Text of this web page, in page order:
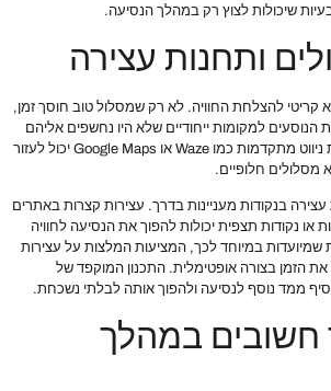
שיכולות לצוץ רק במהלך הנסיעה.
ותחנות עצירה
קריטי להצלחת החוויה. לא רק שמסלול טוב חוסך זמן,
הנוסעים למקומות ייחודיים שלא היו נחשפים אליהם
אחרת. שימוש באפליקציות ניווט מתקדמות כמו Waze או Google Maps יכול לעזור
מסלולים חלופיים.
בנקודות מעניינות בדרך. עצירות קצרות באתרים
או נקודות תצפית יכולות להפוך את הנסיעה לחוויה
שמיועדות במיוחד לכך, המציעות המלצות על עצירות
הזמן בצורה אופטימלית. התכנון המוקפד של
ממד נוסף לנסיעה ולהפוך אותה לבלתי נשכחת.
חשובים במהלך